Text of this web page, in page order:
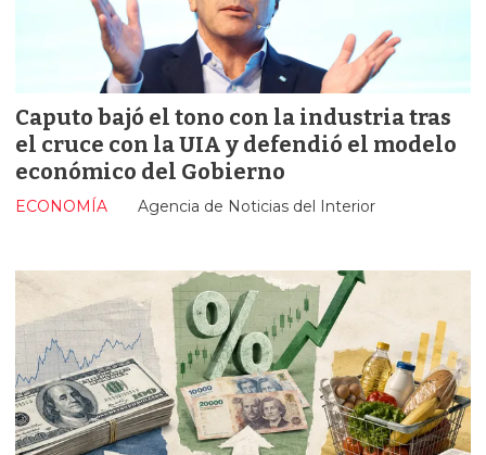
Caputo bajó el tono con la industria tras
el cruce con la UIA y defendió el modelo
económico del Gobierno
Agencia de Noticias del Interior
ECONOMÍA